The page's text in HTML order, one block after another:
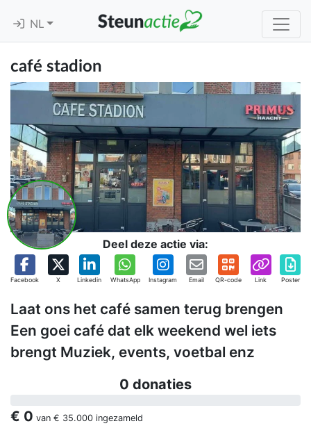
NL
café stadion
Deel deze actie via:
Facebook X Linkedin WhatsApp Instagram Email QR-code Link Poster
Laat ons het café samen terug brengen
Een goei café dat elk weekend wel iets
brengt Muziek, events, voetbal enz
0 donaties
€ 0 van € 35.000 ingezameld